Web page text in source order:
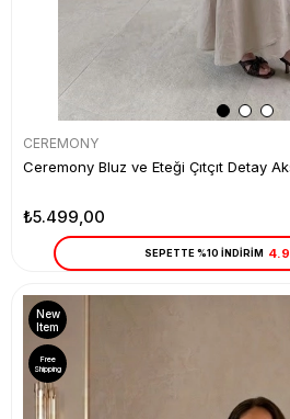
CEREMONY
Ceremony Bluz ve Eteği Çıtçıt Detay
₺5.499,00
SEPETTE %10 İNDİRİM
New
Item
Free
Shipping